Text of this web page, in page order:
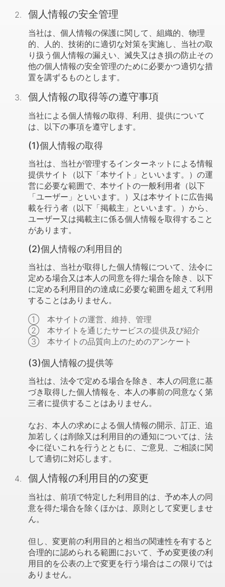
個人情報の安全管理
当社は、個人情報の保護に関して、組織的、物理
的、人的、技術的に適切な対策を実施し、当社の取
り扱う個人情報の漏えい、滅失又はき損の防止その
他の個人情報の安全管理のために必要かつ適切な措
置を講ずるものとします。
個人情報の取得等の遵守事項
当社による個人情報の取得、利用、提供について
は、以下の事項を遵守します。
(1)個人情報の取得
当社は、当社が管理するインターネットによる情報
提供サイト（以下「本サイト」といいます。）の運
営に必要な範囲で、本サイトの一般利用者（以下
「ユーザー」といいます。）又は本サイトに広告掲
載を行う者（以下「掲載主」といいます。）から、
ユーザー又は掲載主に係る個人情報を取得すること
があります。
(2)個人情報の利用目的
当社は、当社が取得した個人情報について、法令に
定める場合又は本人の同意を得た場合を除き、以下
に定める利用目的の達成に必要な範囲を超えて利用
することはありません。
① 本サイトの運営、維持、管理
② 本サイトを通じたサービスの提供及び紹介
③ 本サイトの品質向上のためのアンケート
(3)個人情報の提供等
当社は、法令で定める場合を除き、本人の同意に基
づき取得した個人情報を、本人の事前の同意なく第
三者に提供することはありません。
なお、本人の求めによる個人情報の開示、訂正、追
加若しくは削除又は利用目的の通知については、法
令に従いこれを行うとともに、ご意見、ご相談に関
して適切に対応します。
個人情報の利用目的の変更
当社は、前項で特定した利用目的は、予め本人の同
意を得た場合を除くほかは、原則として変更しませ
ん。
但し、変更前の利用目的と相当の関連性を有すると
合理的に認められる範囲において、予め変更後の利
用目的を公表の上で変更を行う場合はこの限りでは
ありません。